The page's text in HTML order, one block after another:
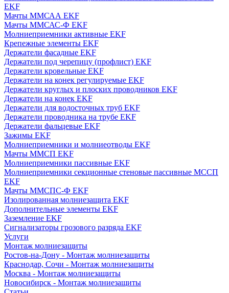
EKF
Мачты ММСАА EKF
Мачты ММСАС-Ф EKF
Молниеприемники активные EKF
Крепежные элементы EKF
Держатели фасадные EKF
Держатели под черепицу (профлист) EKF
Держатели кровельные EKF
Держатели на конек регулируемые EKF
Держатели круглых и плоских проводников EKF
Держатели на конек EKF
Держатели для водосточных труб EKF
Держатели проводника на трубе EKF
Держатели фальцевые EKF
Зажимы EKF
Молниеприемники и молниеотводы EKF
Мачты ММСП EKF
Молниеприемники пассивные EKF
Молниеприемники секционные стеновые пассивные МССП
EKF
Мачты ММСПС-Ф EKF
Изолированная молниезащита EKF
Дополнительные элементы EKF
Заземление EKF
Сигнализаторы грозового разряда EKF
Услуги
Монтаж молниезащиты
Ростов-на-Дону - Монтаж молниезащиты
Краснодар, Сочи - Монтаж молниезащиты
Москва - Монтаж молниезащиты
Новосибирск - Монтаж молниезащиты